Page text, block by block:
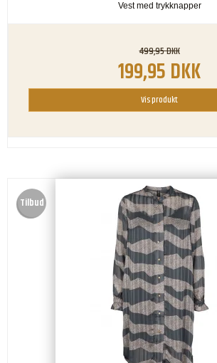
Vest med trykknapper
499,95 DKK
199,95 DKK
Vis produkt
Tilbud